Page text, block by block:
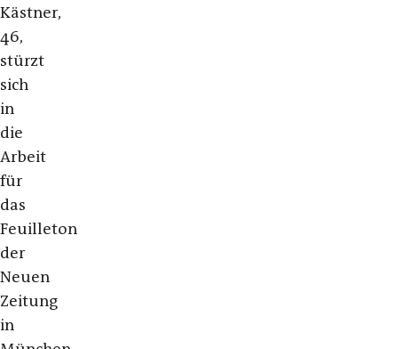
Kästner,
46,
stürzt
sich
in
die
Arbeit
für
das
Feuilleton
der
Neuen
Zeitung
in